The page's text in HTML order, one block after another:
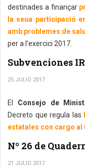
destinades a finançar
la seua participació
amb problemes de
per a l’exercici 2017.
Subvenciones
25 JULIO 2017
El Consejo de
Decreto que regula las
estatales con cargo al
Nº 26 de
21 JULIO 2017